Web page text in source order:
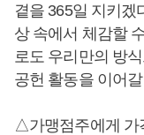
곁을 365일 지키겠
상 속에서 체감할
로도 우리만의 방
공헌 활동을 이어
△가맹점주에게 가